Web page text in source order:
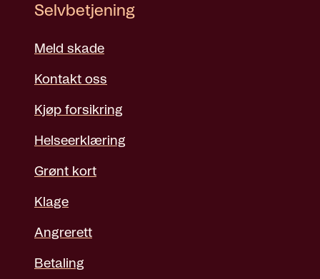
Selvbetjening
Meld skade
Kontakt oss
Kjøp forsikring
Helseerklæring
Grønt kort
Klage
Angrerett
Betaling